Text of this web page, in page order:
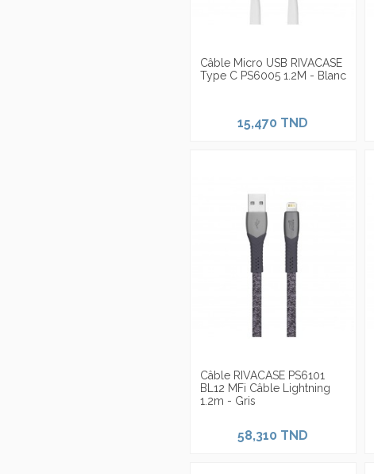
Câble Micro USB RIVACASE
Type C PS6005 1.2M - Blanc
15,470 TND
Câble RIVACASE PS6101
BL12 MFi Câble Lightning
1.2m - Gris
58,310 TND